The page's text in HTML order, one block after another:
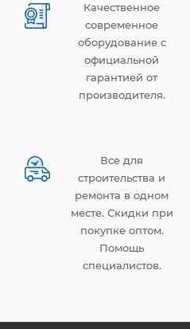
Качественное
современное
оборудование с
официальной
гарантией от
производителя.
Все для
строительства и
ремонта в одном
месте. Скидки при
покупке оптом.
Помощь
специалистов.